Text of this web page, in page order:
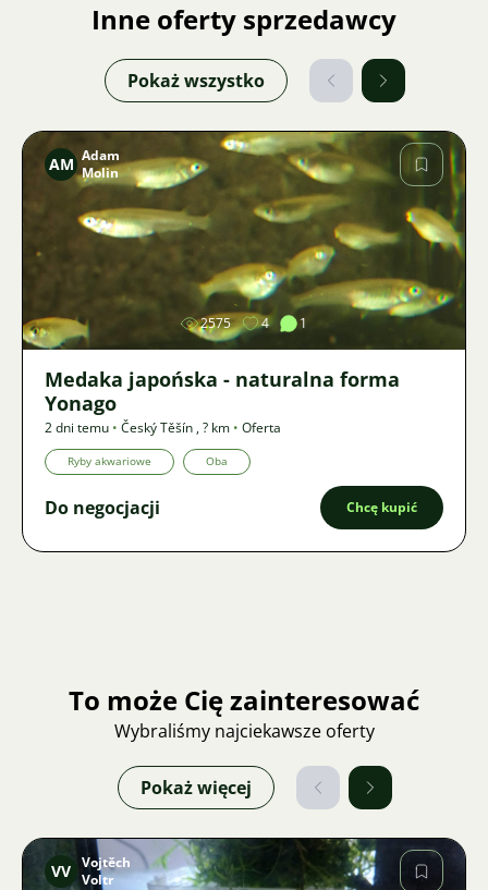
Inne oferty sprzedawcy
Pokaż wszystko
Zdjęcie
AM Adam
Molin
2575 4 1
Medaka japońska - naturalna forma
Yonago
2 dni temu • Český Těšín ,? km • Oferta
Ryby akwariowe Oba
Do negocjacji Chcę kupić
To może Cię zainteresować
Wybraliśmy najciekawsze oferty
Pokaż więcej
VV Vojtěch
Voltr